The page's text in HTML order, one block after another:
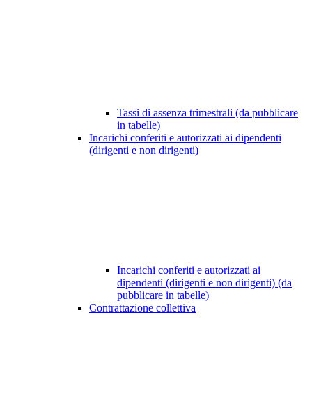
Tassi di assenza trimestrali (da pubblicare
in tabelle)
Incarichi conferiti e autorizzati ai dipendenti
(dirigenti e non dirigenti)
Incarichi conferiti e autorizzati ai
dipendenti (dirigenti e non dirigenti) (da
pubblicare in tabelle)
Contrattazione collettiva